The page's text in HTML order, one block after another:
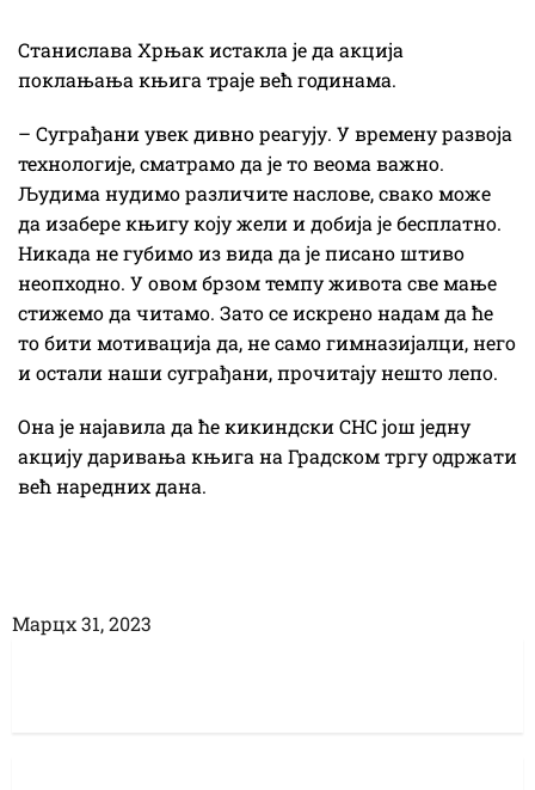
Станислава Хрњак истакла је да акција
поклањања књига траје већ годинама.
– Суграђани увек дивно реагују. У времену развоја
технологије, сматрамо да је то веома важно.
Људима нудимо различите наслове, свако може
да изабере књигу коју жели и добија је бесплатно.
Никада не губимо из вида да је писано штиво
неопходно. У овом брзом темпу живота све мање
стижемо да читамо. Зато се искрено надам да ће
то бити мотивација да, не само гимназијалци, него
и остали наши суграђани, прочитају нешто лепо.
Она је најавила да ће кикиндски СНС још једну
акцију даривања књига на Градском тргу одржати
већ наредних дана.
Марцх 31, 2023